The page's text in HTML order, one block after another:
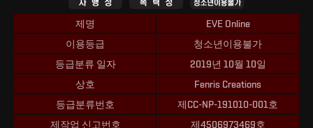
제명
EVE Online
이용등급
청소년이용불가
등급분류 일자
2019년 10월 10일
상호
Fenris Creations
등급분류번호
제CC-NP-191010-001호
제작업 신고번호
제4506973469호